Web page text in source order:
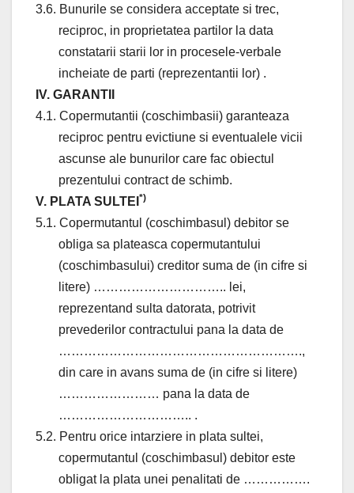
3.6. Bunurile se considera acceptate si trec,
reciproc, in proprietatea partilor la data
constatarii starii lor in procesele-verbale
incheiate de parti (reprezentantii lor) .
IV. GARANTII
4.1. Copermutantii (coschimbasii) garanteaza
reciproc pentru evictiune si eventualele vicii
ascunse ale bunurilor care fac obiectul
prezentului contract de schimb.
V. PLATA SULTEI *)
5.1. Copermutantul (coschimbasul) debitor se
obliga sa plateasca copermutantului
(coschimbasului) creditor suma de (in cifre si
litere) ………………………….. lei,
reprezentand sulta datorata, potrivit
prevederilor contractului pana la data de
………………………………………………….,
din care in avans suma de (in cifre si litere)
…………………… pana la data de
………………………….. .
5.2. Pentru orice intarziere in plata sultei,
copermutantul (coschimbasul) debitor este
obligat la plata unei penalitati de …………….